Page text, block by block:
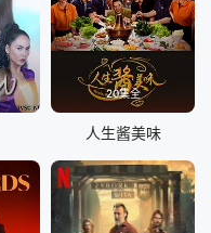
20集全
人生酱美味